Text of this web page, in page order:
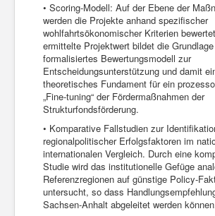
• Scoring-Modell: Auf der Ebene der
werden die Projekte anhand spezifischer
wohlfahrtsökonomischer Kriterien
ermittelte Projektwert bildet die
formalisiertes Bewertungsmodell zur
Entscheidungsunterstützung und damit
theoretisches Fundament für ein
„Fine-tuning“ der Fördermaßnahmen der
Strukturfondsförderung.
• Komparative Fallstudien zur
regionalpolitischer Erfolgsfaktoren im
internationalen Vergleich. Durch eine
Studie wird das institutionelle Gefüge
Referenzregionen auf günstige Policy-
untersucht, so dass
Sachsen-Anhalt abgeleitet werden